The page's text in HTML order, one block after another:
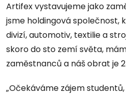
Artifex vystavujeme jako
jsme holdingová společnost,
divizí, automotiv, textilie a
skoro do sto zemí světa,
zaměstnanců a náš obrat je
„Očekáváme zájem